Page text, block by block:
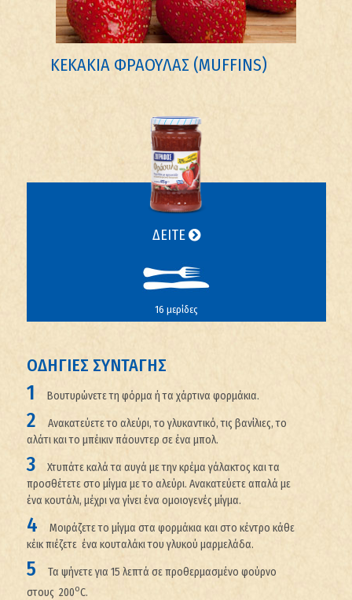
ΚΕΚΆΚΙΑ ΦΡΆΟΥΛΑΣ (MUFFINS)
ΔΕΙΤΕ
16 μερίδες
ΟΔΗΓΙΕΣ ΣΥΝΤΑΓΗΣ
Βουτυρώνετε τη φόρμα ή τα χάρτινα φορμάκια.
Ανακατεύετε το αλεύρι, το γλυκαντικό, τις βανίλιες, το
αλάτι και το μπέικιν πάουντερ σε ένα μπολ.
Χτυπάτε καλά τα αυγά με την κρέμα γάλακτος και τα
προσθέτετε στο μίγμα με το αλεύρι. Ανακατεύετε απαλά με
ένα κουτάλι, μέχρι να γίνει ένα ομοιογενές μίγμα.
Μοιράζετε το μίγμα στα φορμάκια και στο κέντρο κάθε
κέικ πιέζετε ένα κουταλάκι του γλυκού μαρμελάδα.
Τα ψήνετε για 15 λεπτά σε προθερμασμένο φούρνο
στους 200οC.